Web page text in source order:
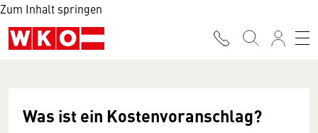
Zum Inhalt springen
Was ist ein Kosten­vor­anschlag?